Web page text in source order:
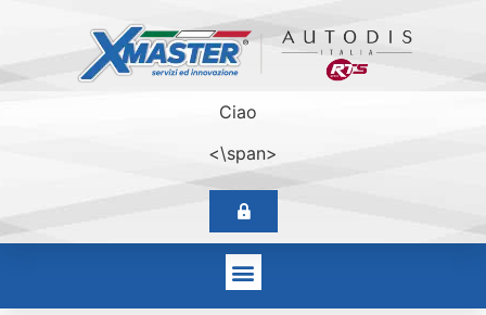
Ciao
<\span>